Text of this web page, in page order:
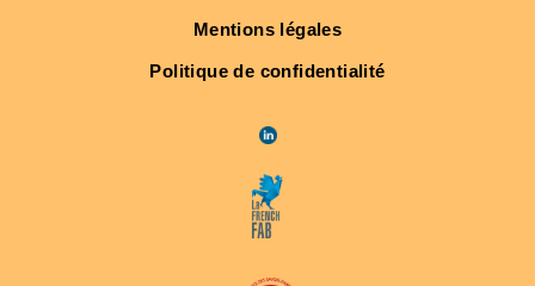
Mentions légales
Politique de confidentialité